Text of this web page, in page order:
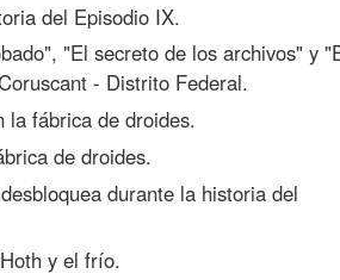
del Episodio IX.
"El secreto de los archivos" y
- Distrito Federal.
la fábrica de droides.
de droides.
durante la historia del
y el frío.